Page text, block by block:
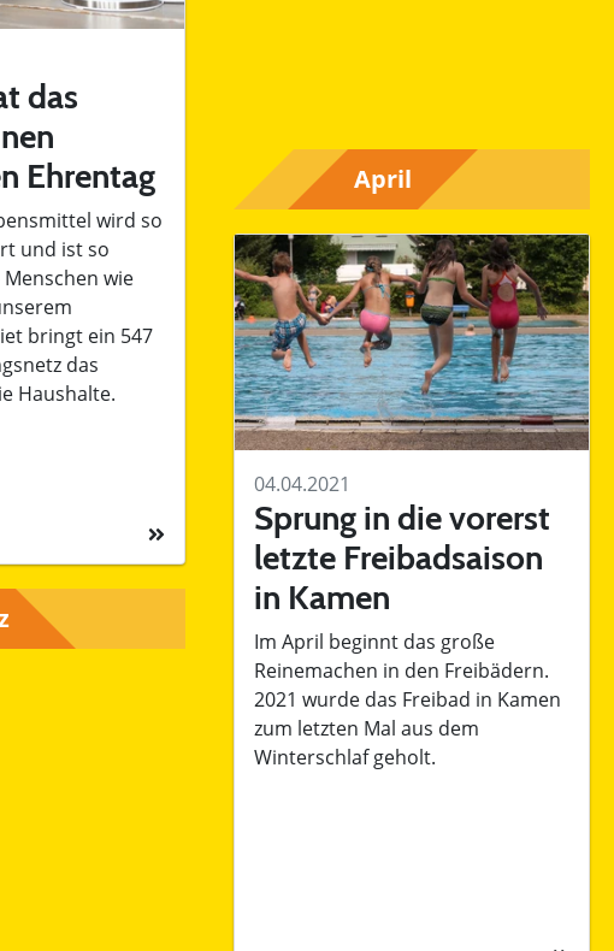
das
Ehrentag
wird so
und ist so
wie
bringt ein 547
das
Haushalte.
04.04.2021
Sprung in die vorerst
letzte Freibadsaison
in Kamen
Im April beginnt das große
Reinemachen in den Freibädern.
2021 wurde das Freibad in Kamen
zum letzten Mal aus dem
Winterschlaf geholt.